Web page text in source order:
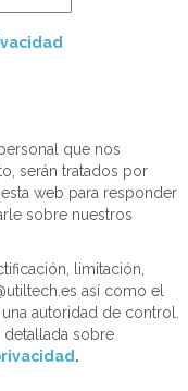
que nos
serán tratados por
web para responder
sobre nuestros
limitación,
así como el
autoridad de control.
detallada sobre
.